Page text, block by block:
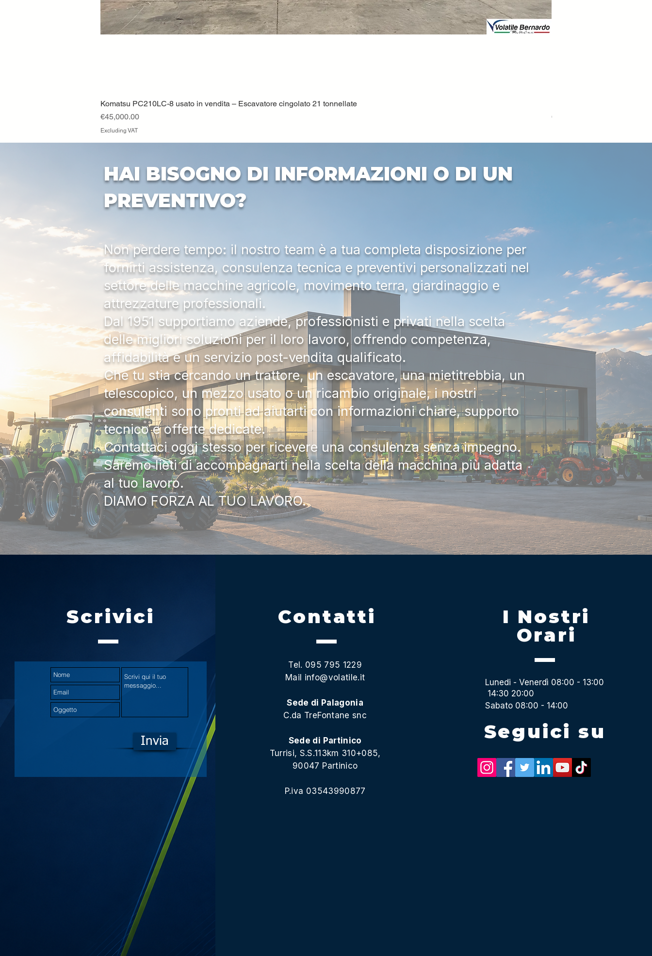
Quick View
Komatsu PC210LC-8 usato in vendita – Escavatore cingolato 21 tonnellate
Price
€45,000.00
Excluding VAT
Price
€33,000.00
HAI BISOGNO DI INFORMAZIONI O DI UN
PREVENTIVO?
Non perdere tempo: il nostro team è a tua completa disposizione per
fornirti assistenza, consulenza tecnica e preventivi personalizzati nel
settore delle macchine agricole, movimento terra, giardinaggio e
attrezzature professionali.
Dal 1951 supportiamo aziende, professionisti e privati nella scelta
delle migliori soluzioni per il loro lavoro, offrendo competenza,
affidabilità e un servizio post-vendita qualificato.
Che tu stia cercando un trattore, un escavatore, una mietitrebbia, un
telescopico, un mezzo usato o un ricambio originale, i nostri
consulenti sono pronti ad aiutarti con informazioni chiare, supporto
tecnico e offerte dedicate.
Contattaci oggi stesso per ricevere una consulenza senza impegno.
Saremo lieti di accompagnarti nella scelta della macchina più adatta
al tuo lavoro.
DIAMO FORZA AL TUO LAVORO.
Scrivici
Invia
Contatti
Tel. 095 795 1229
Mail info@volatile.it
Sede di Palagonia
C.da TreFontane snc
Sede di Partinico
Turrisi, S.S.113km 310+085,
90047 Partinico
P.iva 03543990877
I Nostri
Orari
Lunedi - Venerdì 08:00 - 13:00
14:30 20:00
Sabato 08:00 - 14:00
Seguici su